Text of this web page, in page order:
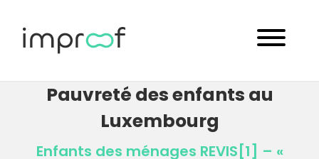
Pauvreté des enfants au
Luxembourg
Enfants des ménages REVIS[1] – «